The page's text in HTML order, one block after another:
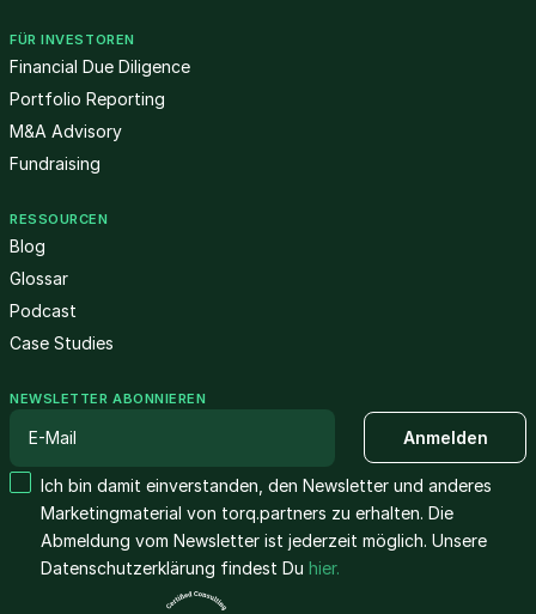
FÜR INVESTOREN
Financial Due Diligence
Portfolio Reporting
M&A Advisory
Fundraising
RESSOURCEN
Blog
Glossar
Podcast
Case Studies
NEWSLETTER ABONNIEREN
Ich bin damit einverstanden, den Newsletter und anderes
Marketingmaterial von torq.partners zu erhalten. Die
Abmeldung vom Newsletter ist jederzeit möglich. Unsere
Datenschutzerklärung findest Du hier.